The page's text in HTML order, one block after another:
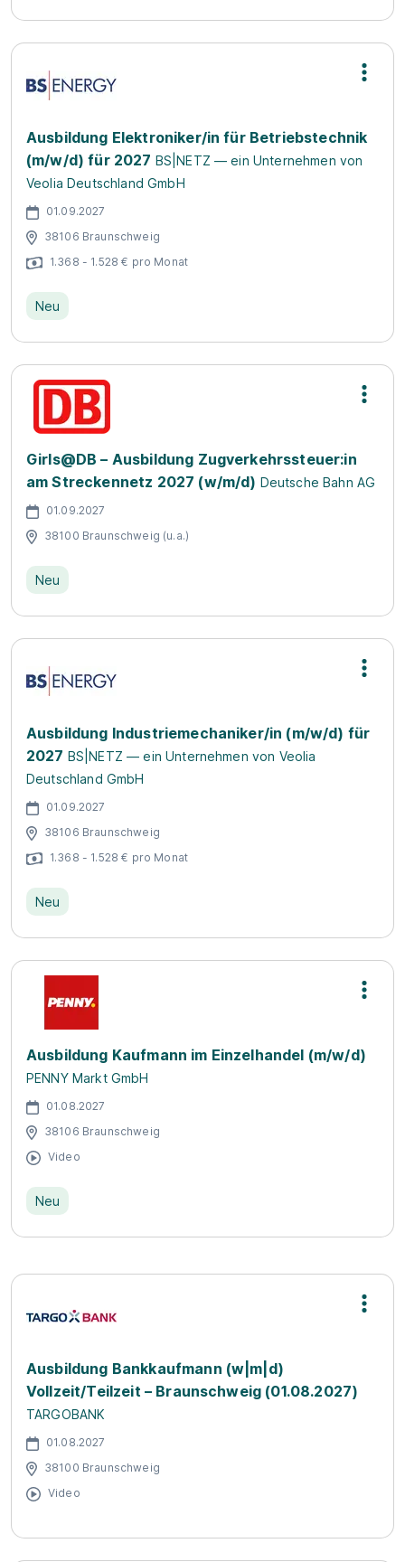
Ausbildung Elektroniker/in für Betriebstechnik
(m/w/d) für 2027 BS|NETZ — ein Unternehmen von
Veolia Deutschland GmbH
01.09.2027
38106 Braunschweig
1.368 - 1.528 € pro Monat
Neu
Girls@DB – Ausbildung Zugverkehrssteuer:in
am Streckennetz 2027 (w/m/d) Deutsche Bahn AG
01.09.2027
38100 Braunschweig (u.a.)
Neu
Ausbildung Industriemechaniker/in (m/w/d) für
2027 BS|NETZ — ein Unternehmen von Veolia
Deutschland GmbH
01.09.2027
38106 Braunschweig
1.368 - 1.528 € pro Monat
Neu
Ausbildung Kaufmann im Einzelhandel (m/w/d)
PENNY Markt GmbH
01.08.2027
38106 Braunschweig
Video
Neu
Ausbildung Bankkaufmann (w|m|d)
Vollzeit/Teilzeit – Braunschweig (01.08.2027)
TARGOBANK
01.08.2027
38100 Braunschweig
Video